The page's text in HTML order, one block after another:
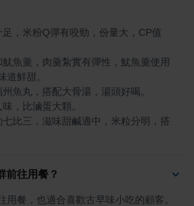
足，米粉Q彈有咬勁，份量大，CP值
魚羹，肉羹紮實有彈性，魷魚羹使用
七比三，滋味甜鹹適中，米粒分明，搭
前往用餐？
用餐，也適合喜歡古早味小吃的顧客。